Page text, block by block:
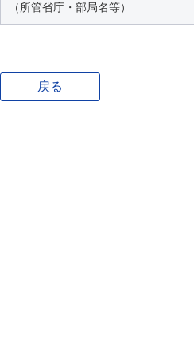
（所管省庁・部局名等）